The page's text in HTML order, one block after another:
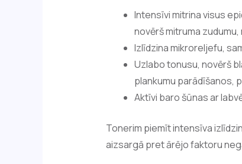
Intensīvi mitrina visus
novērš mitruma
Izlīdzina mikroreljefu,
Uzlabo tonusu, novērš
plankumu parādīšanos,
Aktīvi baro šūnas ar
Tonerim piemīt intensīva
aizsargā pret ārējo faktoru